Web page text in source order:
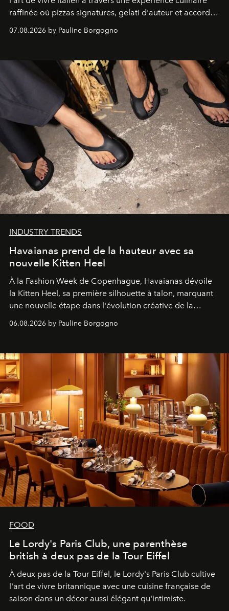
raffinée où pizzas signatures, gelati d'auteur et accords
d'exception composent un véritable voyage sensoriel.
07.08.2026 by Pauline Borgogno
INDUSTRY TRENDS
Havaianas prend de la hauteur avec sa
nouvelle Kitten Heel
À la Fashion Week de Copenhague, Havaianas dévoile
la Kitten Heel, sa première silhouette à talon, marquant
une nouvelle étape dans l'évolution créative de la
06.08.2026 by Pauline Borgogno
FOOD
Le Lordy's Paris Club, une parenthèse
british à deux pas de la Tour Eiffel
À deux pas de la Tour Eiffel, le Lordy's Paris Club cultive
l'art de vivre britannique avec une cuisine française de
saison dans un décor aussi élégant qu'intimiste.